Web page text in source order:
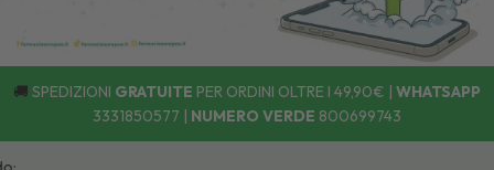
🚚 SPEDIZIONI GRATUITE PER ORDINI OLTRE I 49,90€ | WHATSAPP
3331850577 | NUMERO VERDE 800699743